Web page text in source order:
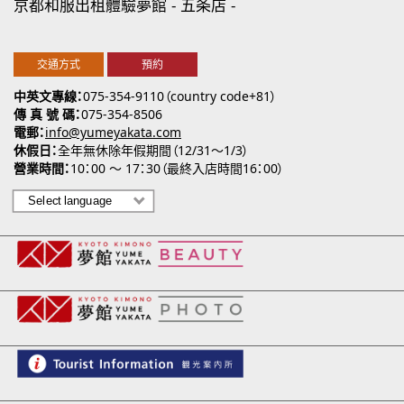
中英文專線 075-354-9110（country code+81）
傳 真 號 碼 075-354-8506
電郵 info@yumeyakata.com
休假日 全年無休除年假期間（12/31～1/3）
營業時間 10：00 ～ 17：30（最終入店時間16：00）
京都和服出租體驗夢館 五条店
交通方式 預約